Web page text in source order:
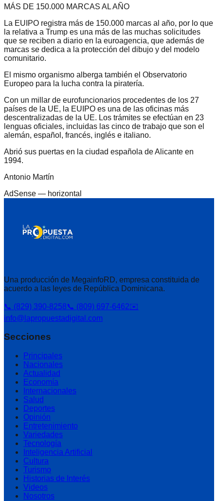
MÁS DE 150.000 MARCAS AL AÑO
La EUIPO registra más de 150.000 marcas al año, por lo que
la relativa a Trump es una más de las muchas solicitudes
que se reciben a diario en la euroagencia, que además de
marcas se dedica a la protección del dibujo y del modelo
comunitario.
El mismo organismo alberga también el Observatorio
Europeo para la lucha contra la piratería.
Con un millar de eurofuncionarios procedentes de los 27
países de la UE, la EUIPO es una de las oficinas más
descentralizadas de la UE. Los trámites se efectúan en 23
lenguas oficiales, incluidas las cinco de trabajo que son el
alemán, español, francés, inglés e italiano.
Abrió sus puertas en la ciudad española de Alicante en
1994.
Antonio Martín
AdSense — horizontal
Una producción de MegainfoRD, empresa constituida de
acuerdo a las leyes de República Dominicana.
📞 (829) 390-8258📞 (809) 697-6462✉️
info@lapropuestadigital.com
Secciones
Principales
Nacionales
Actualidad
Economía
Internacionales
Salud
Deportes
Opinión
Entretenimiento
Variedades
Tecnología
Inteligencia Artificial
Cultura
Turismo
Historias de Interés
Videos
Nosotros